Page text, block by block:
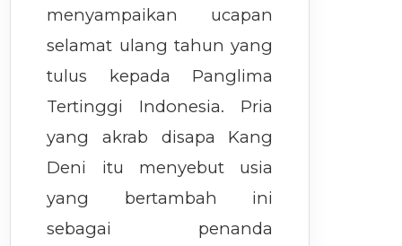
menyampaikan ucapan
selamat ulang tahun yang
tulus kepada Panglima
Tertinggi Indonesia. Pria
yang akrab disapa Kang
Deni itu menyebut usia
yang bertambah ini
sebagai penanda